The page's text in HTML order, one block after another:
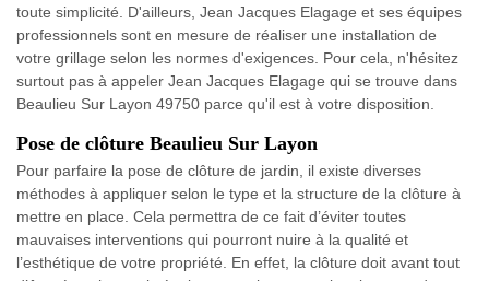
toute simplicité. D'ailleurs, Jean Jacques Elagage et ses équipes
professionnels sont en mesure de réaliser une installation de
votre grillage selon les normes d'exigences. Pour cela, n'hésitez
surtout pas à appeler Jean Jacques Elagage qui se trouve dans
Beaulieu Sur Layon 49750 parce qu'il est à votre disposition.
Pose de clôture Beaulieu Sur Layon
Pour parfaire la pose de clôture de jardin, il existe diverses
méthodes à appliquer selon le type et la structure de la clôture à
mettre en place. Cela permettra de ce fait d’éviter toutes
mauvaises interventions qui pourront nuire à la qualité et
l’esthétique de votre propriété. En effet, la clôture doit avant tout